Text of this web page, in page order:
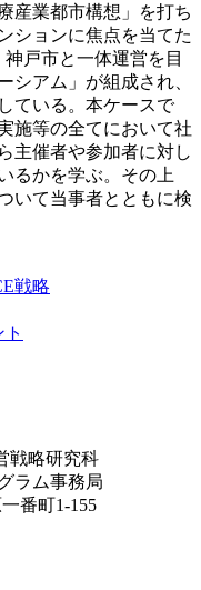
産業都市構想」を打ち
ションに焦点を当てた
戸市と一体運営を目
シアム」が組成され、
ている。本ケースで
施等の全てにおいて社
主催者や参加者に対し
るかを学ぶ。その上
いて当事者とともに検
戦略
戦略研究科
ラム事務局
番町1-155